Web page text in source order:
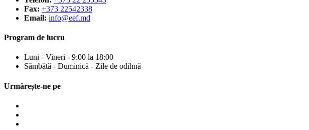
Fax: +373 22542338
Email: info@eef.md
Program de lucru
Luni - Vineri - 9:00 la 18:00
Sâmbătă - Duminică - Zile de odihnă
Urmărește-ne pe